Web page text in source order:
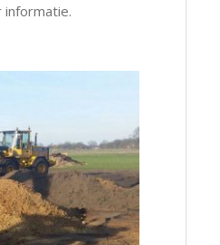
informatie.